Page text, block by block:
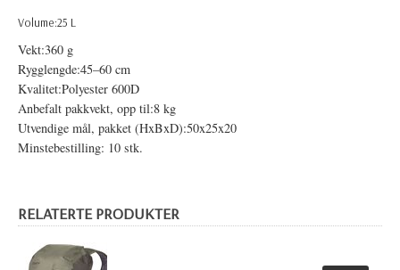
Volume:25 L
Vekt:360 g
Rygglengde:45–60 cm
Kvalitet:Polyester 600D
Anbefalt pakkvekt, opp til:8 kg
Utvendige mål, pakket (HxBxD):50x25x20
Minstebestilling: 10 stk.
RELATERTE PRODUKTER